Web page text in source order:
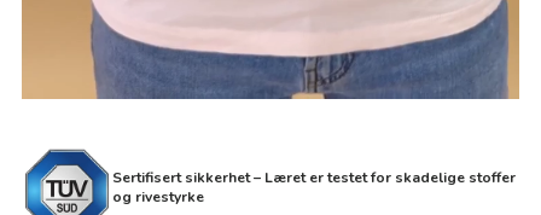
Sertifisert sikkerhet – Læret er testet for skadelige stoffer
og rivestyrke